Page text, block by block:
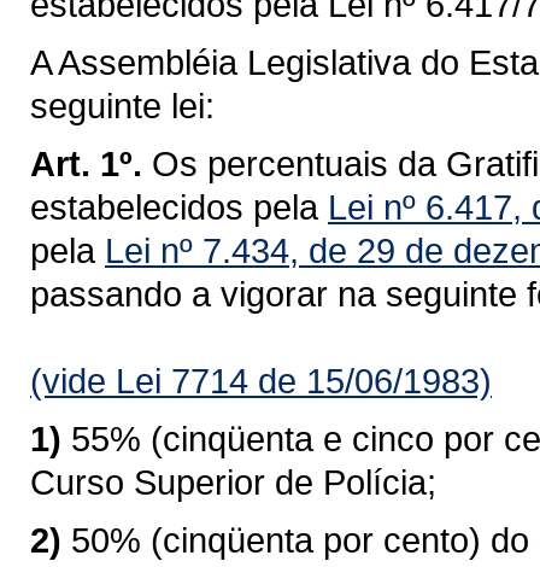
A Assembléia Legislativa do
seguinte lei:
Art. 1º. Os percentuais da
estabelecidos pela Lei nº 6.417,
pela Lei nº 7.434, de 29 de
passando a vigorar na seguinte
(vide Lei 7714 de 15/06/1983)
1) 55% (cinqüenta e cinco por
Curso Superior de Polícia;
2) 50% (cinqüenta por cento) do